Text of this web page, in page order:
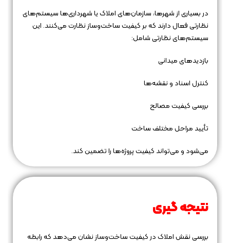
در بسیاری از شهرها، سازمان‌های املاک یا شهرداری‌ها سیستم‌های
نظارتی فعال دارند که بر کیفیت ساخت‌وساز نظارت می‌کنند. این
سیستم‌های نظارتی شامل:
بازدیدهای میدانی
کنترل اسناد و نقشه‌ها
بررسی کیفیت مصالح
تأیید مراحل مختلف ساخت
می‌شود و می‌تواند کیفیت پروژه‌ها را تضمین کند.
نتیجه‌ گیری
بررسی نقش املاک در کیفیت ساخت‌وساز نشان می‌دهد که رابطه